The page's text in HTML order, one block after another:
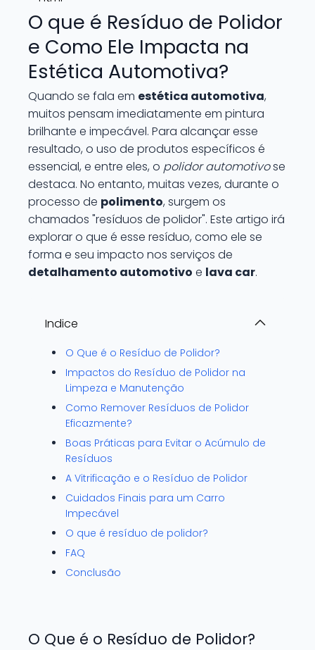
O que é Resíduo de Polidor
e Como Ele Impacta na
Estética Automotiva?
Quando se fala em estética automotiva,
muitos pensam imediatamente em pintura
brilhante e impecável. Para alcançar esse
resultado, o uso de produtos específicos é
essencial, e entre eles, o polidor automotivose
destaca. No entanto, muitas vezes, durante o
processo de polimento, surgem os
chamados "resíduos de polidor". Este artigo irá
explorar o que é esse resíduo, como ele se
forma e seu impacto nos serviços de
detalhamento automotivo e lava car.
Indice
O Que é o Resíduo de Polidor?
Impactos do Resíduo de Polidor na
Limpeza e Manutenção
Como Remover Resíduos de Polidor
Eficazmente?
Boas Práticas para Evitar o Acúmulo de
Resíduos
A Vitrificação e o Resíduo de Polidor
Cuidados Finais para um Carro
Impecável
O que é resíduo de polidor?
FAQ
Conclusão
O Que é o Resíduo de Polidor?